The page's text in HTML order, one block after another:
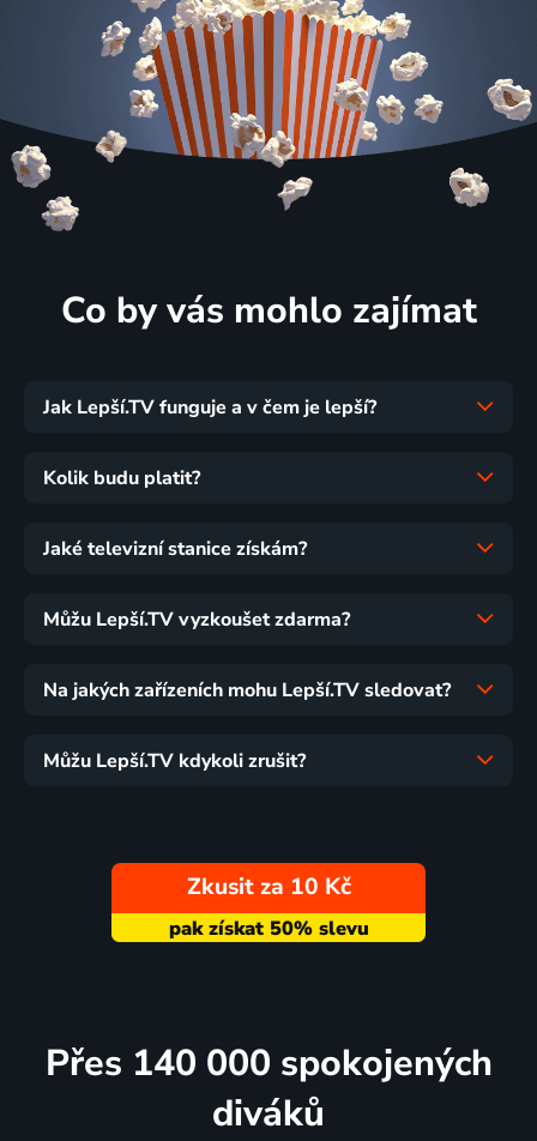
Co by vás mohlo zajímat
Jak Lepší.TV funguje a v čem je lepší?
Kolik budu platit?
Jaké televizní stanice získám?
Můžu Lepší.TV vyzkoušet zdarma?
Na jakých zařízeních mohu Lepší.TV sledovat?
Můžu Lepší.TV kdykoli zrušit?
Zkusit za 10 Kč
Přes 140 000 spokojených
diváků